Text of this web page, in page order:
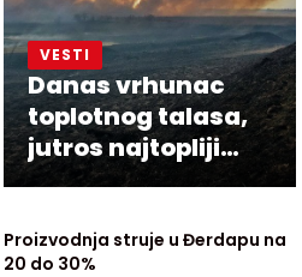
VESTI
Danas vrhunac
toplotnog talasa,
jutros najtopliji
Zrenjanjin sa 30
Proizvodnja struje u Đerdapu na
20 do 30%